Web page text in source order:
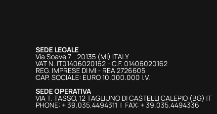
SEDE LEGALE
Via Soave 7 - 20135 (MI) ITALY
VAT N. IT01406020162 - C.F. 01406020162
REG. IMPRESE DI MI - REA 2726605
CAP. SOCIALE: EURO 10.000.000 I.V.
SEDE OPERATIVA
VIA T. TASSO, 12 TAGLIUNO DI CASTELLI CALEPIO (BG) IT
PHONE: + 39.035.4494311 | FAX: + 39.035.4494336